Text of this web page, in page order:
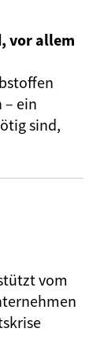
vor allem
– ein
sind,
vom